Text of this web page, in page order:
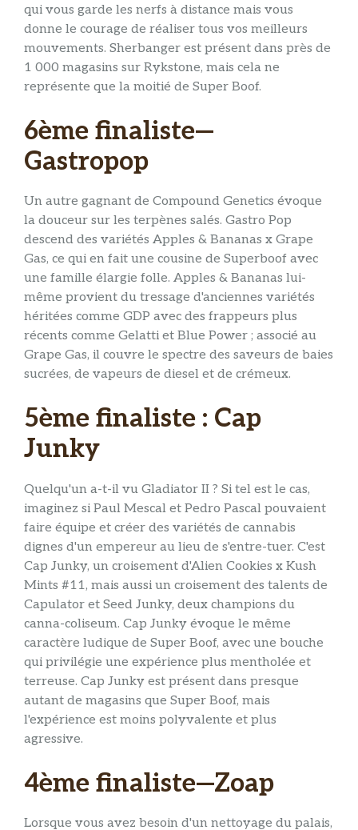
qui vous garde les nerfs à distance mais vous
donne le courage de réaliser tous vos meilleurs
mouvements. Sherbanger est présent dans près de
1 000 magasins sur Rykstone, mais cela ne
représente que la moitié de Super Boof.
6ème finaliste—
Gastropop
Un autre gagnant de Compound Genetics évoque
la douceur sur les terpènes salés. Gastro Pop
descend des variétés Apples & Bananas x Grape
Gas, ce qui en fait une cousine de Superboof avec
une famille élargie folle. Apples & Bananas lui-
même provient du tressage d'anciennes variétés
héritées comme GDP avec des frappeurs plus
récents comme Gelatti et Blue Power ; associé au
Grape Gas, il couvre le spectre des saveurs de baies
sucrées, de vapeurs de diesel et de crémeux.
5ème finaliste : Cap
Junky
Quelqu'un a-t-il vu Gladiator II ? Si tel est le cas,
imaginez si Paul Mescal et Pedro Pascal pouvaient
faire équipe et créer des variétés de cannabis
dignes d'un empereur au lieu de s'entre-tuer. C'est
Cap Junky, un croisement d'Alien Cookies x Kush
Mints #11, mais aussi un croisement des talents de
Capulator et Seed Junky, deux champions du
canna-coliseum. Cap Junky évoque le même
caractère ludique de Super Boof, avec une bouche
qui privilégie une expérience plus mentholée et
terreuse. Cap Junky est présent dans presque
autant de magasins que Super Boof, mais
l'expérience est moins polyvalente et plus
agressive.
4ème finaliste—Zoap
Lorsque vous avez besoin d'un nettoyage du palais,